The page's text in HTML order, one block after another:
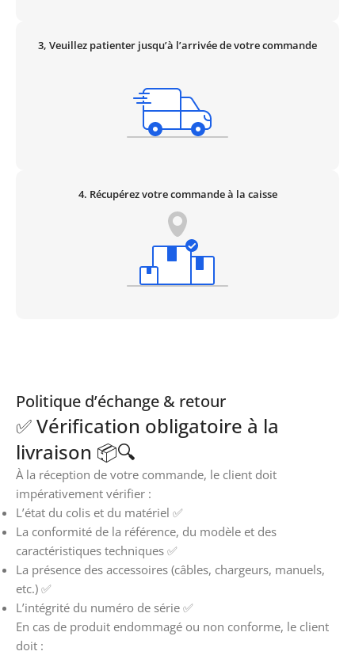
3, Veuillez patienter jusqu’à l’arrivée de votre commande
4. Récupérez votre commande à la caisse
Politique d’échange & retour
✅ Vérification obligatoire à la
livraison 📦🔍
À la réception de votre commande, le client doit
impérativement vérifier :
L’état du colis et du matériel ✅
La conformité de la référence, du modèle et des
caractéristiques techniques ✅
La présence des accessoires (câbles, chargeurs, manuels,
etc.) ✅
L’intégrité du numéro de série ✅
En cas de produit endommagé ou non conforme, le client
doit :